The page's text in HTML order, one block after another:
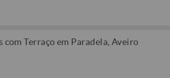
Terraço em Paradela, Aveiro